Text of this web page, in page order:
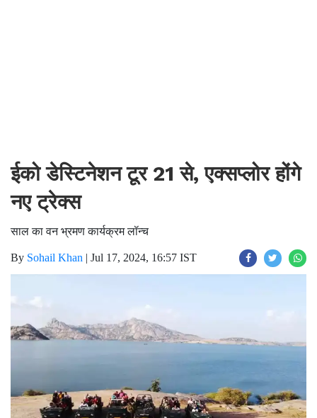
ईको डेस्टिनेशन टूर 21 से, एक्सप्लोर होंगे
नए ट्रेक्स
साल का वन भ्रमण कार्यक्रम लॉन्च
By Sohail Khan | Jul 17, 2024, 16:57 IST